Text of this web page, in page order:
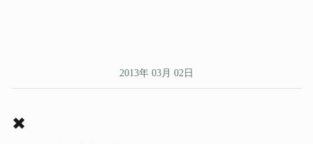
2013年 03月 02日
✖